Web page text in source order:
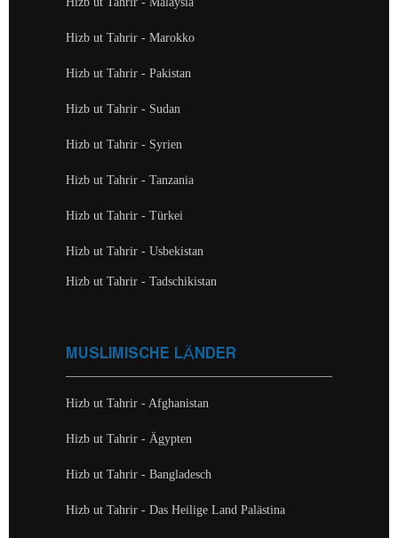
Hizb ut Tahrir - Marokko
Hizb ut Tahrir - Pakistan
Hizb ut Tahrir - Sudan
Hizb ut Tahrir - Syrien
Hizb ut Tahrir - Tanzania
Hizb ut Tahrir - Türkei
Hizb ut Tahrir - Usbekistan
Hizb ut Tahrir - Tadschikistan
MUSLIMISCHE LÄNDER
Hizb ut Tahrir - Afghanistan
Hizb ut Tahrir - Ägypten
Hizb ut Tahrir - Bangladesch
Hizb ut Tahrir - Das Heilige Land Palästina